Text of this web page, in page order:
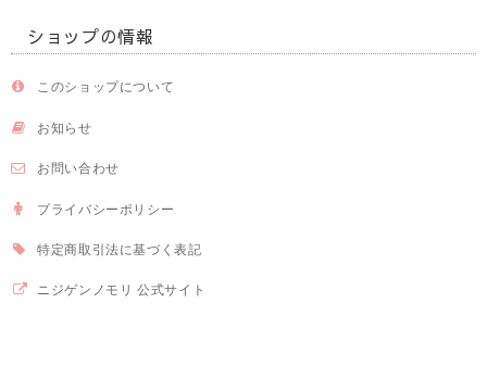
ショップの情報
このショップについて
お知らせ
お問い合わせ
プライバシーポリシー
特定商取引法に基づく表記
ニジゲンノモリ 公式サイト